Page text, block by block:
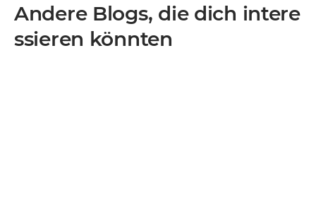
Andere Blogs, die dich intere
ssieren könnten